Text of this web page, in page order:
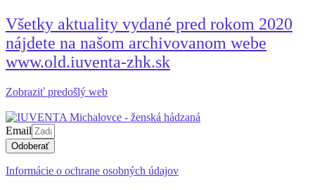
Všetky aktuality vydané pred rokom 2020
nájdete na našom archivovanom webe
www.old.iuventa-zhk.sk
Zobraziť predošlý web
Email
Odoberať
Informácie o ochrane osobných údajov